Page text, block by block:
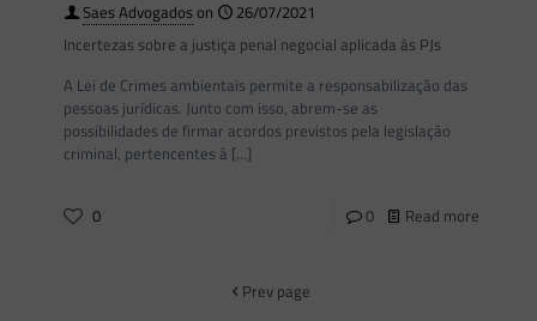
Saes Advogadoson
26/07/2021
Incertezas sobre a justiça penal negocial aplicada às PJs
A Lei de Crimes ambientais permite a responsabilização das
pessoas jurídicas. Junto com isso, abrem-se as
possibilidades de firmar acordos previstos pela legislação
criminal, pertencentes à […]
0 0 Read more
Prev page